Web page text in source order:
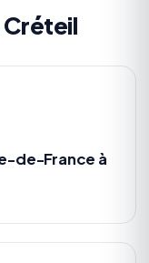
Créteil
de-France à